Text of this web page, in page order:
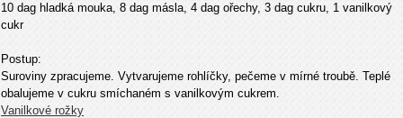
10 dag hladká mouka, 8 dag másla, 4 dag ořechy, 3 dag cukru, 1 vanilkový
cukr
Postup:
Suroviny zpracujeme. Vytvarujeme rohlíčky, pečeme v mírné troubě. Teplé
obalujeme v cukru smíchaném s vanilkovým cukrem.
Vanilkové rožky